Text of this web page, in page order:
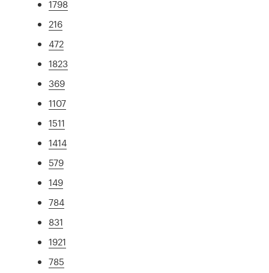
1798
216
472
1823
369
1107
1511
1414
579
149
784
831
1921
785